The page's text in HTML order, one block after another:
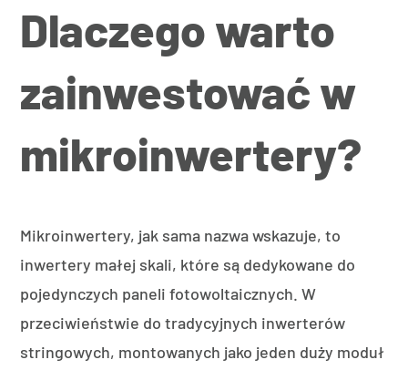
Dlaczego warto
zainwestować w
mikroinwertery?
Mikroinwertery, jak sama nazwa wskazuje, to
inwertery małej skali, które są dedykowane do
pojedynczych paneli fotowoltaicznych. W
przeciwieństwie do tradycyjnych inwerterów
stringowych, montowanych jako jeden duży moduł